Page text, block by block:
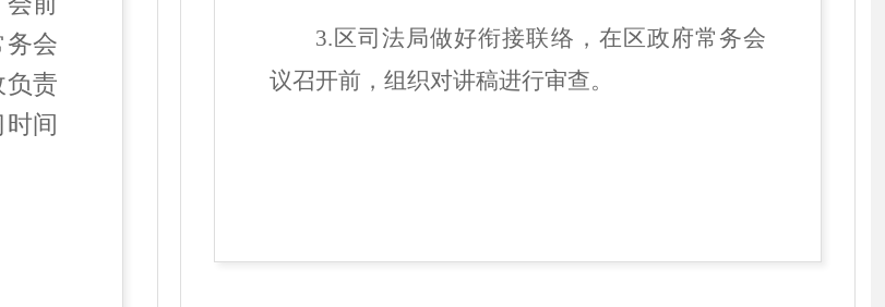
务会
负责
间
3.区司法局做好衔接联络，在区政府常务会
议召开前，组织对讲稿进行审查。